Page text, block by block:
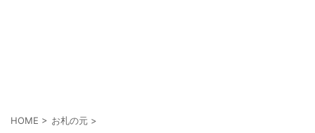
HOME > お札の元 >